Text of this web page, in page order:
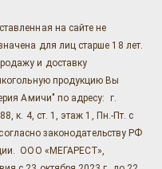
на сайте не
для лиц старше 18 лет.
и доставку
продукцию Вы
Амичи" по адресу: г.
к. 4, ст. 1, этаж 1, Пн.-Пт. с
законодательству РФ
ООО «МЕГАРЕСТ»,